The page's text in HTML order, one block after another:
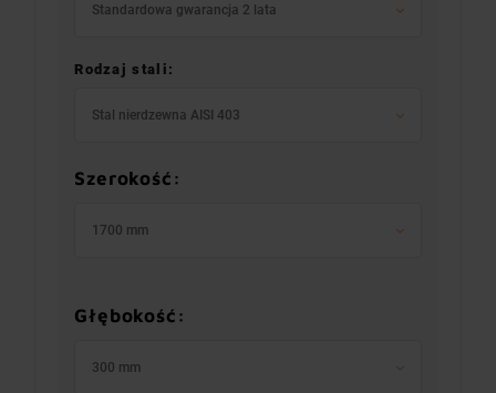
Standardowa gwarancja 2 lata
Rodzaj stali:
Stal nierdzewna AISI 403
Szerokość:
1700 mm
Głębokość:
300 mm